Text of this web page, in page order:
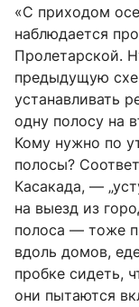
«С приходом
наблюдается
Пролетарской.
предыдущую
устанавливать
одну полосу на
Кому нужно по
полосы?
Касакада, —
на выезд из
полоса — тоже
вдоль домов,
пробке сидеть,
они пытаются